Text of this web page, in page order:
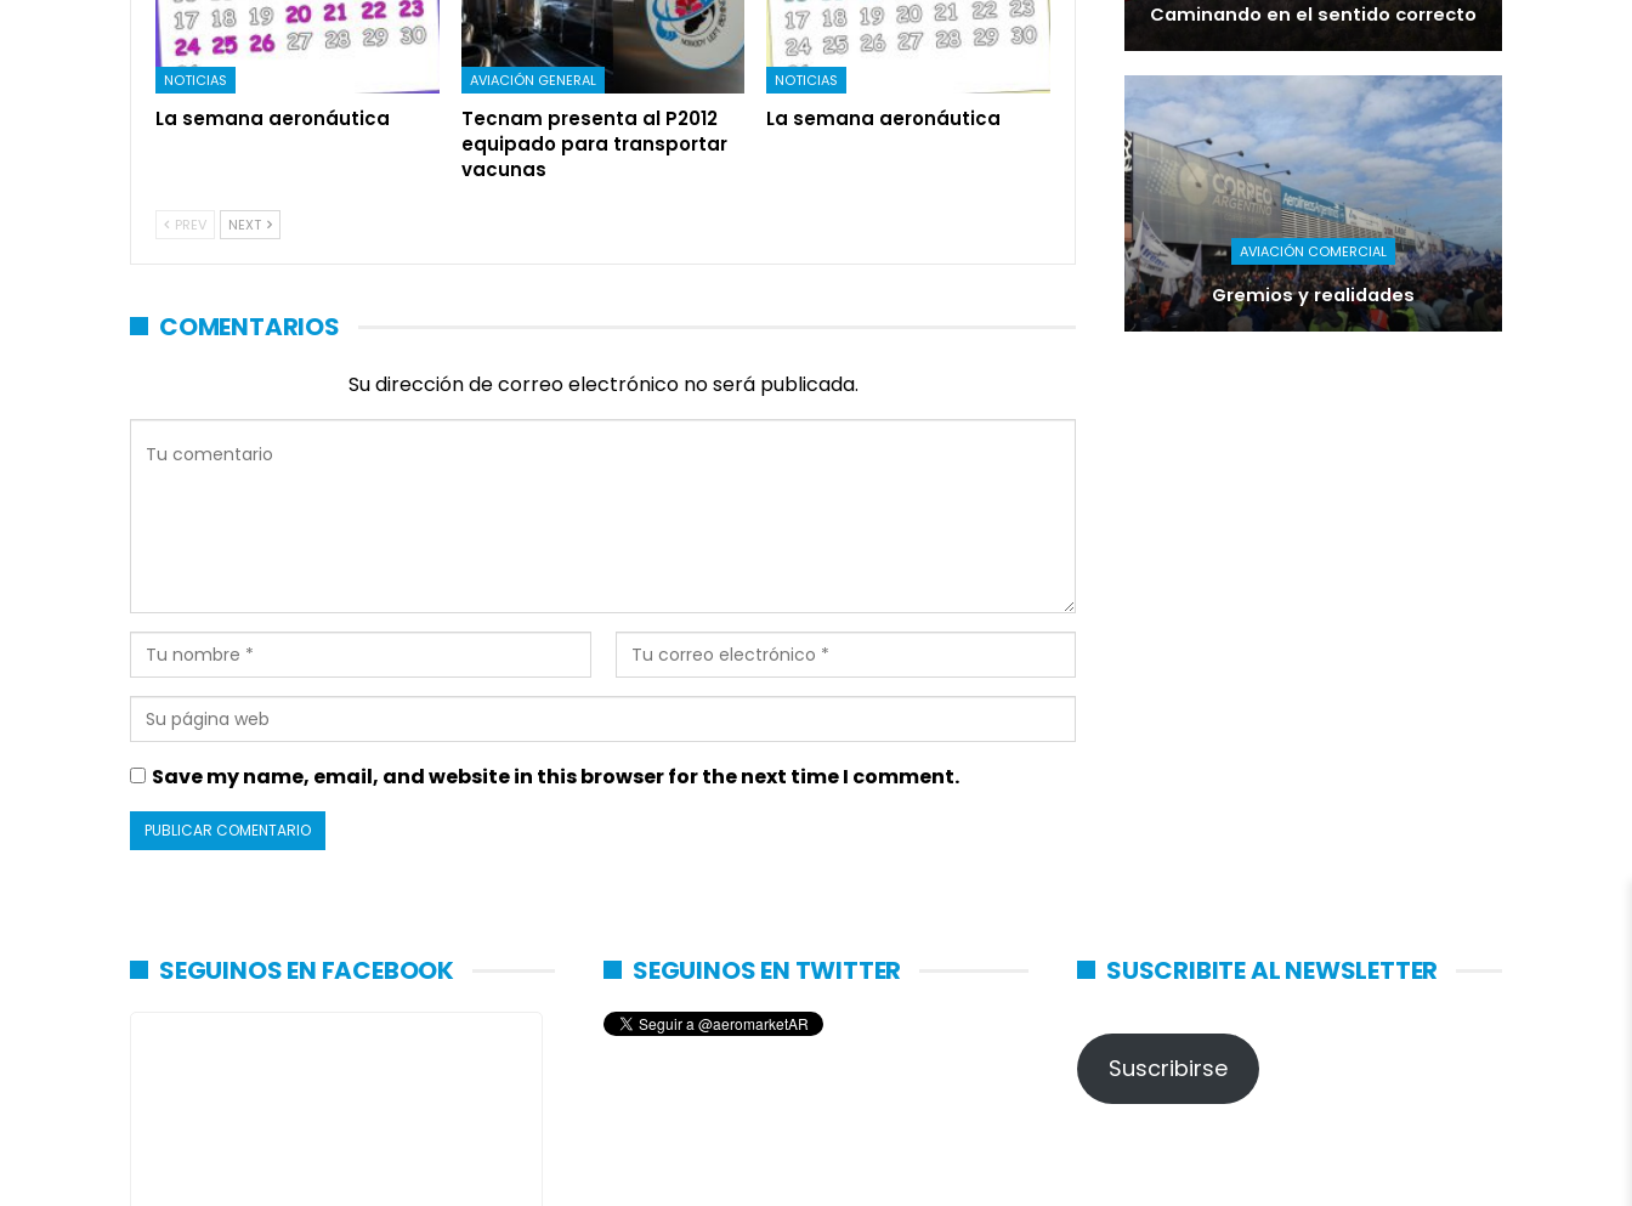
NOTICIAS
La semana aeronáutica
AVIACIÓN GENERAL
Tecnam presenta al P2012
equipado para transportar
vacunas
NOTICIAS
La semana aeronáutica
PREV NEXT
COMENTARIOS
Su dirección de correo electrónico no será publicada.
Save my name, email, and website in this browser for the next time I comment.
Caminando en el sentido correcto
AVIACIÓN COMERCIAL
Gremios y realidades
SEGUINOS EN FACEBOOK SEGUINOS EN TWITTER SUSCRIBITE AL NEWSLETTER
Suscribirse